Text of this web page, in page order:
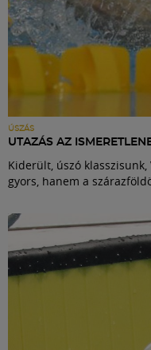
ÚSZÁS
UTAZÁS AZ
Kiderült, úszó
gyors, hanem a